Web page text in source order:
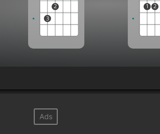
3
2 1 2